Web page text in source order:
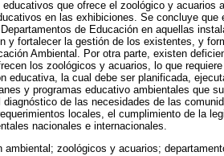
que ofrece el zoológico y acuarios
en las exhibiciones. Se concluye que
de Educación en aquellas
y fortalecer la gestión de los existentes, y
Ambiental. Por otra parte, existen
los zoológicos y acuarios, lo que requiere
educativa, la cual debe ser planificada,
y programas educativo ambientales que
de las necesidades de las
locales, el cumplimiento de la
nacionales e internacionales.
ambiental; zoológicos y acuarios;